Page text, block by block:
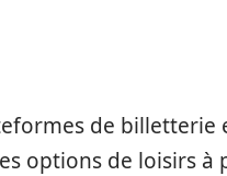
de
options de loisirs